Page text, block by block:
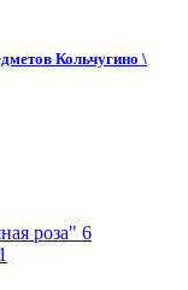
Кольчугино \